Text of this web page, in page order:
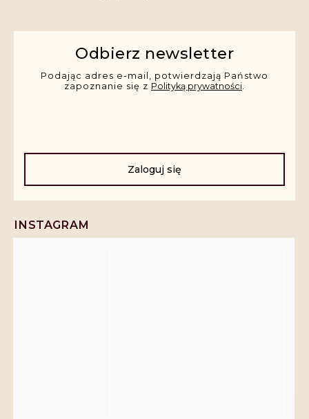
Odbierz newsletter
Podając adres e-mail, potwierdzają Państwo
zapoznanie się z Polityką prywatności
Zaloguj się
INSTAGRAM